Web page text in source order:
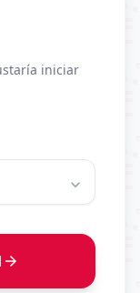
iniciar
expand_more
arrow_forward